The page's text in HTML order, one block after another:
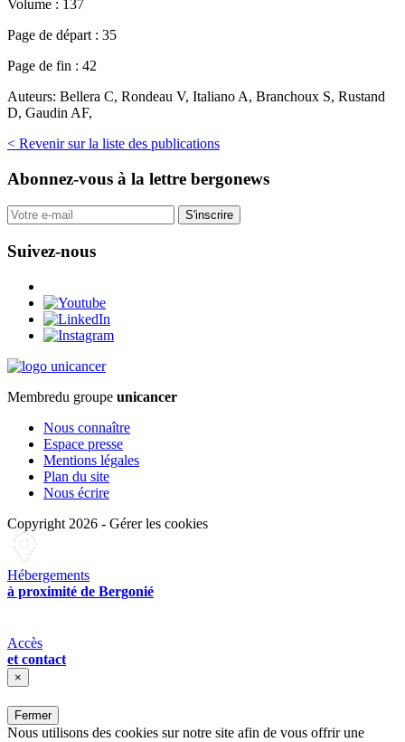
Volume : 137
Page de départ : 35
Page de fin : 42
Auteurs: Bellera C, Rondeau V, Italiano A, Branchoux S, Rustand
D, Gaudin AF,
< Revenir sur la liste des publications
Abonnez-vous à la lettre bergonews
S'inscrire
Suivez-nous
Membredu groupe unicancer
Nous connaître
Espace presse
Mentions légales
Plan du site
Nous écrire
Copyright 2026 - Gérer les cookies
Hébergements
à proximité de Bergonié
Accès
et contact
×
Fermer
Nous utilisons des cookies sur notre site afin de vous offrir une